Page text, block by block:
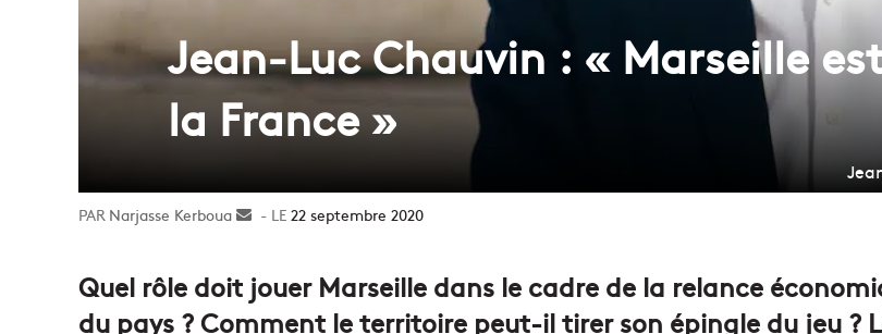
Jean-Luc Chauvin : « Marseille
la France »
Narjasse Kerboua
Envoyer22 septembre 2020
Quel rôle doit jouer Marseille dans le cadre de la relance
du pays ? Comment le territoire peut-il tirer son épingle du jeu ?